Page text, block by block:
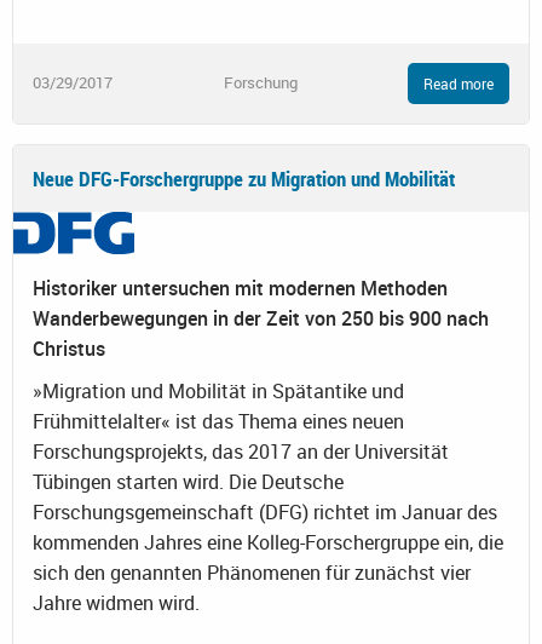
03/29/2017 Forschung Read more
Neue DFG-Forschergruppe zu Migration und Mobilität
Historiker untersuchen mit modernen Methoden
Wanderbewegungen in der Zeit von 250 bis 900 nach
Christus
»Migration und Mobilität in Spätantike und
Frühmittelalter« ist das Thema eines neuen
Forschungsprojekts, das 2017 an der Universität
Tübingen starten wird. Die Deutsche
Forschungsgemeinschaft (DFG) richtet im Januar des
kommenden Jahres eine Kolleg-Forschergruppe ein, die
sich den genannten Phänomenen für zunächst vier
Jahre widmen wird.